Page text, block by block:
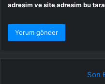
adresim ve site adresim bu
Son